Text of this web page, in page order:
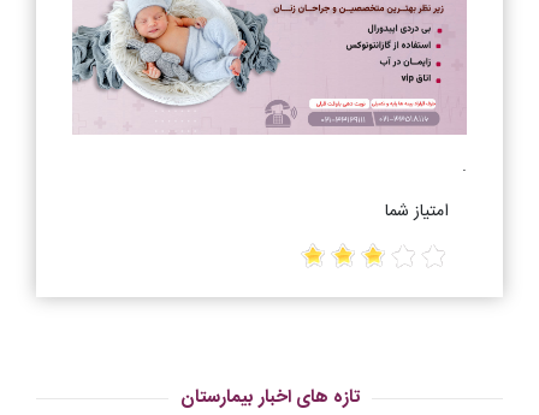
.
امتیاز شما
تازه های اخبار بیمارستان